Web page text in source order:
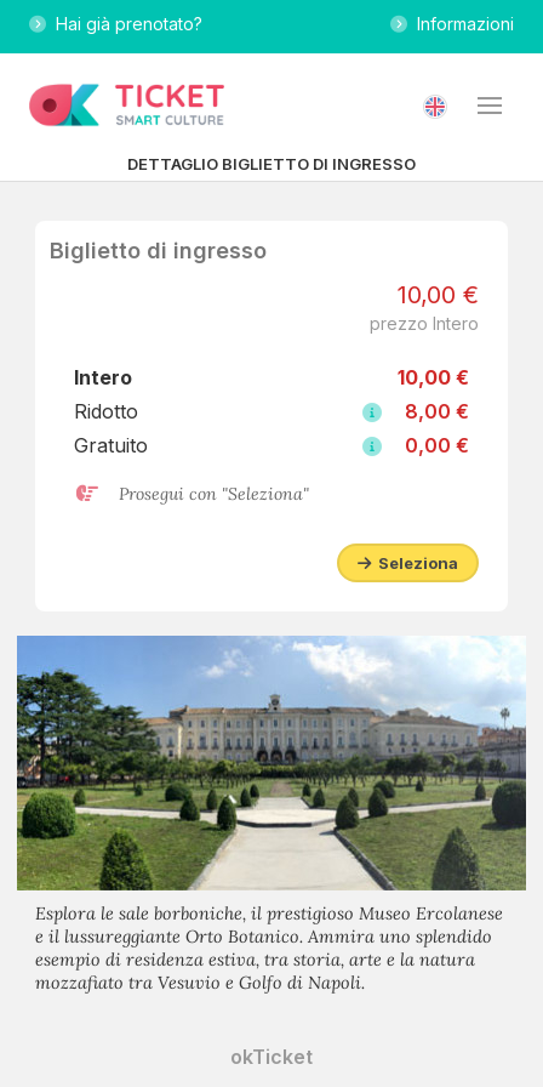
Hai già prenotato? Informazioni
DETTAGLIO BIGLIETTO DI INGRESSO
Biglietto di ingresso
10,00 €
prezzo Intero
Intero
10,00 €
Ridotto
8,00 €
Gratuito
0,00 €
Prosegui con "Seleziona"
Seleziona
Esplora le sale borboniche, il prestigioso Museo Ercolanese
e il lussureggiante Orto Botanico. Ammira uno splendido
esempio di residenza estiva, tra storia, arte e la natura
mozzafiato tra Vesuvio e Golfo di Napoli.
okTicket